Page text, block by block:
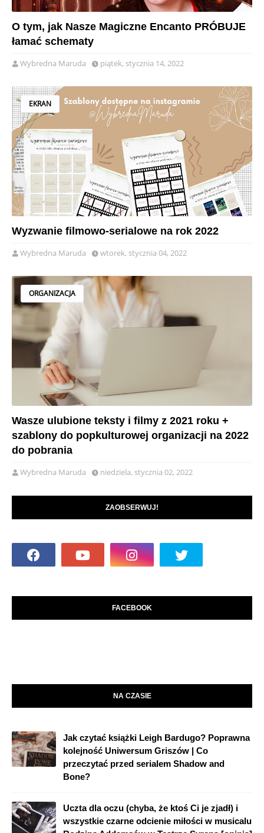
O tym, jak Nasze Magiczne Encanto PRÓBUJE
łamać schematy
Wybredna Maruda piątek, stycznia 14, 2022
EKRAN
Wyzwanie filmowo-serialowe na rok 2022
Wybredna Maruda wtorek, stycznia 04, 2022
ORGANIZACJA
Wasze ulubione teksty i filmy z 2021 roku +
szablony do popkulturowej organizacji na 2022
do pobrania
Wybredna Maruda niedziela, stycznia 02, 2022
ZAOBSERWUJ!
FACEBOOK
NA CZASIE
Jak czytać książki Leigh Bardugo? Poprawna
kolejność Uniwersum Griszów | Co
przeczytać przed serialem Shadow and
Bone?
Uczta dla oczu (chyba, że ktoś Ci je zjadł) i
wszystkie czarne odcienie miłości w musicalu